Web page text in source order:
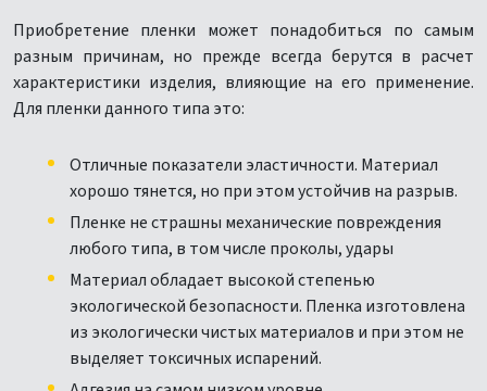
Приобретение пленки может понадобиться по самым
разным причинам, но прежде всегда берутся в расчет
характеристики изделия, влияющие на его применение.
Для пленки данного типа это:
Отличные показатели эластичности. Материал
хорошо тянется, но при этом устойчив на разрыв.
Пленке не страшны механические повреждения
любого типа, в том числе проколы, удары
Материал обладает высокой степенью
экологической безопасности. Пленка изготовлена
из экологически чистых материалов и при этом не
выделяет токсичных испарений.